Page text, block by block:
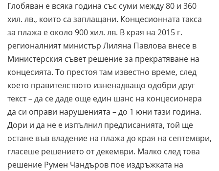
Глобяван е всяка година със суми между 80 и 360
хил. лв., които са заплащани. Концесионната такса
за плажа е около 900 хил. лв. В края на 2015 г.
регионалният министър Лиляна Павлова внесе в
Министерския съвет решение за прекратяване на
концесията. То престоя там известно време, след
което правителството изненадващо одобри друг
текст – да се даде още един шанс на концесионера
да си оправи нарушенията – до 1 юни тази година.
Дори и да не е изпълнил предписанията, той ще
остане във владение на плажа до края на септември,
гласеше решението от декември. Малко след това
решение Румен Чандъров пое издръжката на